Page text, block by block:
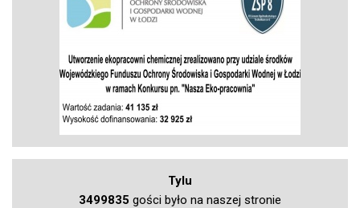
Tylu
3499835 gości było na naszej stronie